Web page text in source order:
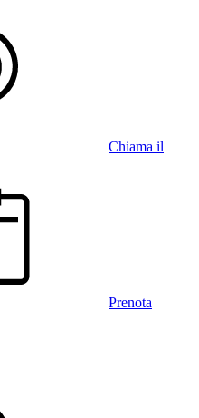
Chiama il
Prenota